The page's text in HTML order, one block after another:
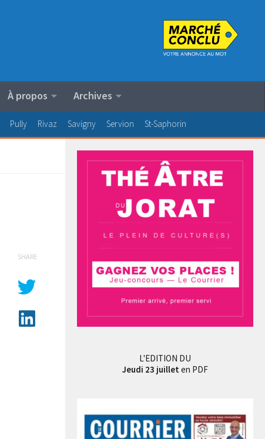
À propos Archives
Pully Rivaz Savigny Servion St-Saphorin
SHARE
L'EDITION DU
Jeudi 23 juillet en PDF